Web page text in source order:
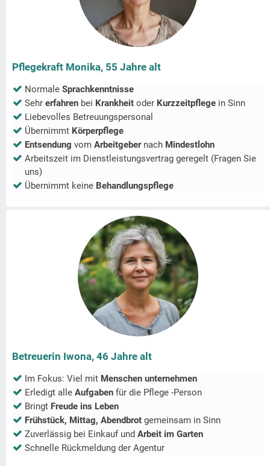
Pflegekraft Monika, 55 Jahre alt
Normale Sprachkenntnisse
Sehr erfahren bei Krankheit oder Kurzzeitpflege in Sinn
Liebevolles Betreuungspersonal
Übernimmt Körperpflege
Entsendung vom Arbeitgeber nach Mindestlohn
Arbeitszeit im Dienstleistungsvertrag geregelt (Fragen Sie
uns)
Übernimmt keine Behandlungspflege
Betreuerin Iwona, 46 Jahre alt
Im Fokus: Viel mit Menschen unternehmen
Erledigt alle Aufgaben für die Pflege -Person
Bringt Freude ins Leben
Frühstück, Mittag, Abendbrot gemeinsam in Sinn
Zuverlässig bei Einkauf und Arbeit im Garten
Schnelle Rückmeldung der Agentur